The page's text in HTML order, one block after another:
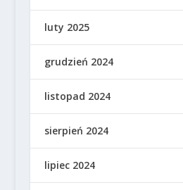
luty 2025
grudzień 2024
listopad 2024
sierpień 2024
lipiec 2024